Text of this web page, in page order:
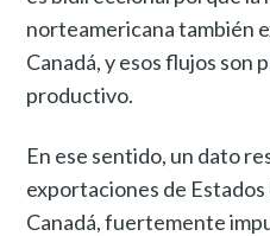
norteamericana también
Canadá, y esos flujos son
productivo.
En ese sentido, un dato
exportaciones de
Canadá, fuertemente